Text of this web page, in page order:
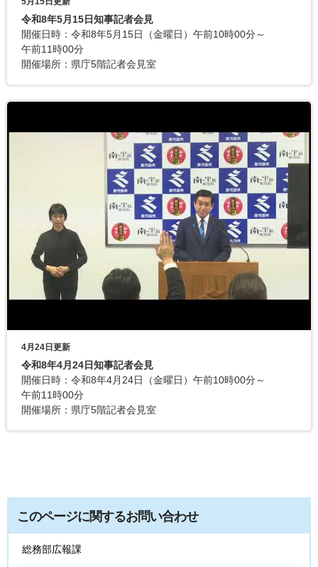
令和8年5月15日知事記者会見
開催日時：令和8年5月15日（金曜日）午前10時00分～
午前11時00分
開催場所：県庁5階記者会見室
4月24日更新
令和8年4月24日知事記者会見
開催日時：令和8年4月24日（金曜日）午前10時00分～
午前11時00分
開催場所：県庁5階記者会見室
このページに関するお問い合わせ
総務部広報課